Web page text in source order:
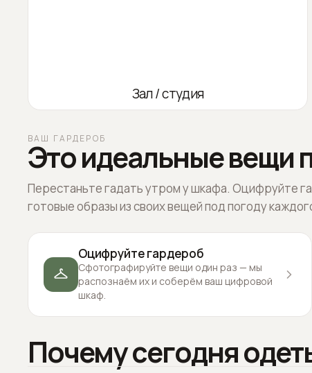
Зал / студия
ВАШ ГАРДЕРОБ
Это идеальные вещи
Перестаньте гадать утром у шкафа. Оцифруйте
готовые образы из своих вещей под погоду
Оцифруйте гардероб
Сфотографируйте вещи один раз — мы
распознаём их и соберём ваш цифровой
шкаф.
Почему сегодня